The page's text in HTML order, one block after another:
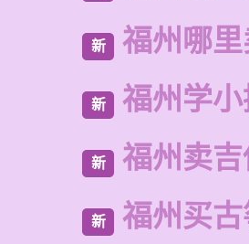
新 福州哪
新 福州学
新 福州卖
新 福州买